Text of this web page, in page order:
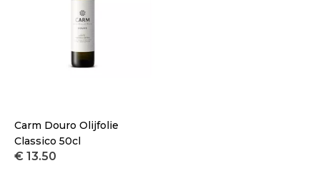
Carm Douro Olijfolie
Classico 50cl
€ 13.50